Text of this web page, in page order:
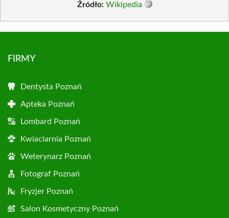
Źródło: Wikipedia
FIRMY
Dentysta Poznań
Apteka Poznań
Lombard Poznań
Kwiaciarnia Poznań
Weterynarz Poznań
Fotograf Poznań
Fryzjer Poznań
Salon Kosmetyczny Poznań